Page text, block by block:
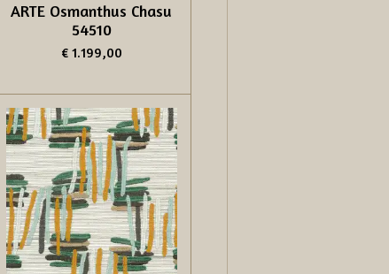
ARTE Osmanthus Chasu
54510
€ 1.199,00